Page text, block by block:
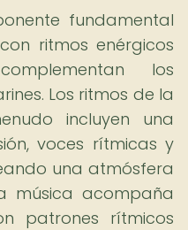
fundamental
ritmos enérgicos
los
Los ritmos de la
incluyen una
voces rítmicas y
una atmósfera
música acompaña
patrones rítmicos